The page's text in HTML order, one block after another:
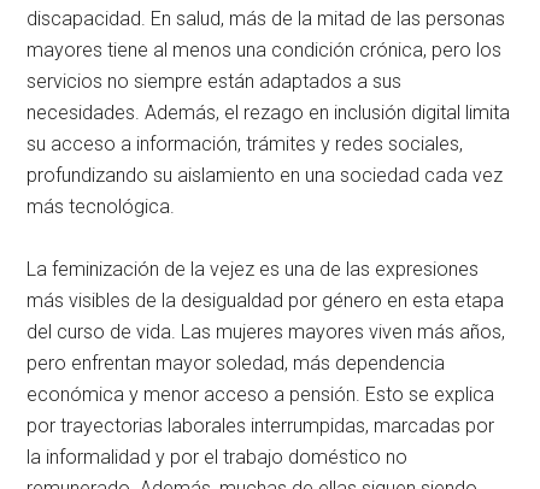
discapacidad. En salud, más de la mitad de las personas
mayores tiene al menos una condición crónica, pero los
servicios no siempre están adaptados a sus
necesidades. Además, el rezago en inclusión digital limita
su acceso a información, trámites y redes sociales,
profundizando su aislamiento en una sociedad cada vez
más tecnológica.
La feminización de la vejez es una de las expresiones
más visibles de la desigualdad por género en esta etapa
del curso de vida. Las mujeres mayores viven más años,
pero enfrentan mayor soledad, más dependencia
económica y menor acceso a pensión. Esto se explica
por trayectorias laborales interrumpidas, marcadas por
la informalidad y por el trabajo doméstico no